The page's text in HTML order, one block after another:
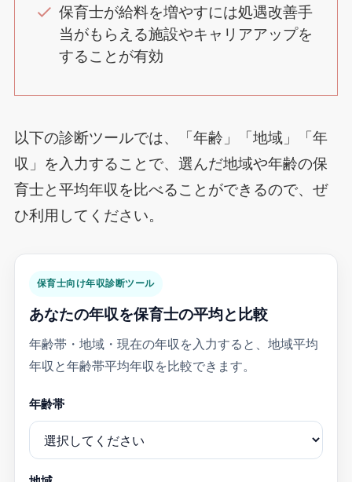
保育士が給料を増やすには処遇改善手
当がもらえる施設やキャリアアップを
することが有効
以下の診断ツールでは、「年齢」「地域」「年
収」を入力することで、選んだ地域や年齢の保
育士と平均年収を比べることができるので、ぜ
ひ利用してください。
保育士向け年収診断ツール
あなたの年収を保育士の平均と比較
年齢帯・地域・現在の年収を入力すると、地域平均
年収と年齢帯平均年収を比較できます。
年齢帯